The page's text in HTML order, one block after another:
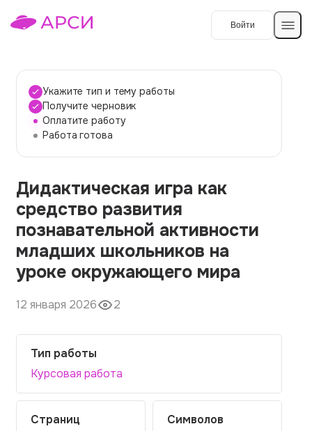
Войти
Темы работ
О сервисе
О компании
Наши гарантии
Порядок оплаты
Вопросы и ответы
Отзывы
Контакты
Укажите тип и тему работы
Получите черновик
Оплатите работу
Работа готова
Дидактическая игра как
средство развития
познавательной активности
младших школьников на
уроке окружающего мира
12 января 2026 2
Тип работы
Курсовая работа
Страниц
Символов